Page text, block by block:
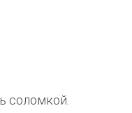
соломкой.